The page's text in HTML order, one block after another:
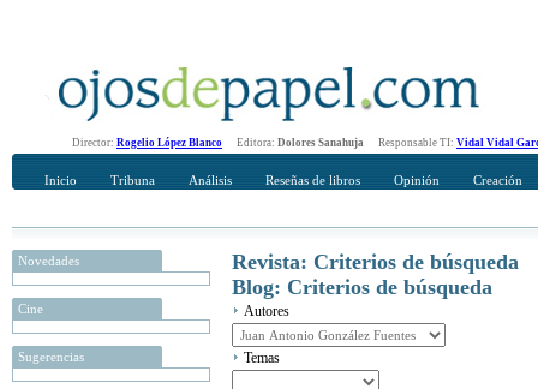
Director: Rogelio López Blanco Editora: Dolores Sanahuja Responsable TI: Vidal Vidal
Inicio Tribuna Análisis Reseñas de libros Opinión Creación
Novedades
Cine
Sugerencias
Revista: Criterios de búsqueda
Blog: Criterios de búsqueda
Autores
Temas